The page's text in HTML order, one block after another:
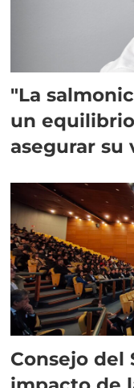
"La
un
asegurar su
Consejo del